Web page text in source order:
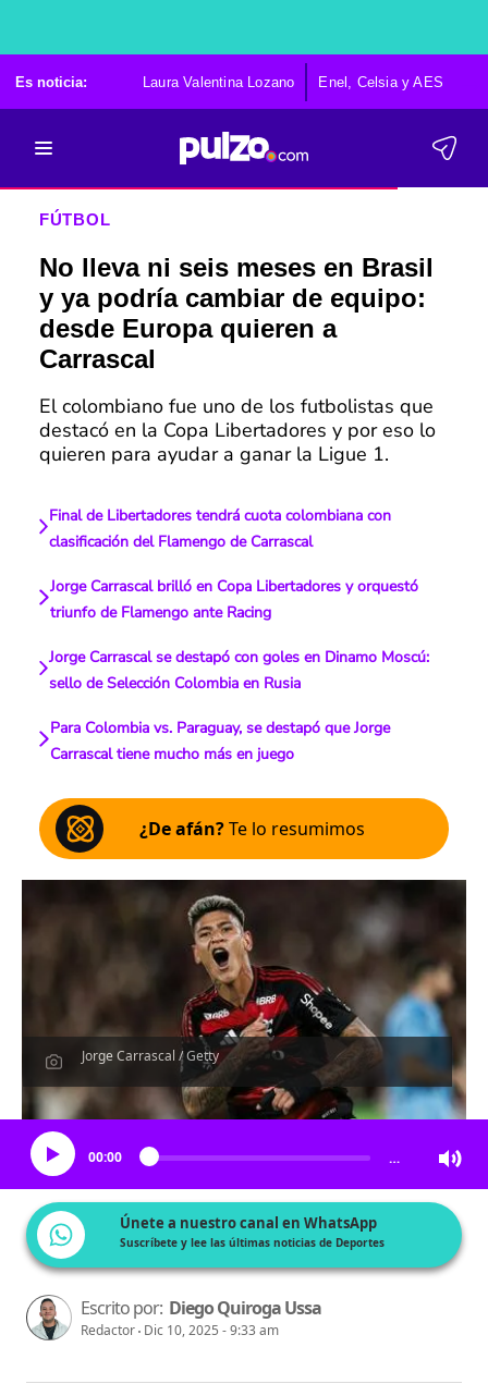
Es noticia: Laura Valentina Lozano Enel, Celsia y AES
FÚTBOL
No lleva ni seis meses en Brasil
y ya podría cambiar de equipo:
desde Europa quieren a
Carrascal
El colombiano fue uno de los futbolistas que
destacó en la Copa Libertadores y por eso lo
quieren para ayudar a ganar la Ligue 1.
Final de Libertadores tendrá cuota colombiana con
clasificación del Flamengo de Carrascal
Jorge Carrascal brilló en Copa Libertadores y orquestó
triunfo de Flamengo ante Racing
Jorge Carrascal se destapó con goles en Dinamo Moscú:
sello de Selección Colombia en Rusia
Para Colombia vs. Paraguay, se destapó que Jorge
Carrascal tiene mucho más en juego
¿De afán?Te lo resumimos
Jorge Carrascal / Getty
Escucha el artículo
00:00 …
Únete a nuestro canal en WhatsApp
Suscríbete y lee las últimas noticias de Deportes
Escrito por: Diego Quiroga Ussa
Redactor Dic 10, 2025 - 9:33 am